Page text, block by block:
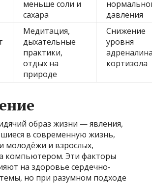
меньше соли и
сахара
давления
Медитация,
дыхательные
практики,
отдых на
природе
Снижение
уровня
кортизола
образ жизни — явления,
в современную жизнь,
молодёжи и взрослых,
компьютером. Эти факторы
на здоровье сердечно-
но при разумном подходе